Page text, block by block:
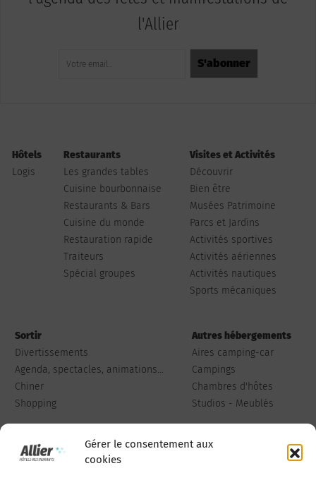
Gérer le consentement aux
cookies
l'Allier
Hôtels
Logis
Restaurants
Les grandes tables
Cuisine bourbonnaise
Restaurants & Bars
Cuisine du monde
Restauration rapide
Traiteurs
Spécial groupes
Visites et Activités
Découvrir
Bien être
Musées Patrimoine
Parcs et Jardins
Activités sportives
Activités aériennes
Activités nautiques
Sports mécaniques
Sortir
Divertissements
Agenda, spectacles, animations...
Chiner
Shopping
Autres hébergements
Aires camping-car
Campings
Chambres d'hôtes
Studios - Meublés